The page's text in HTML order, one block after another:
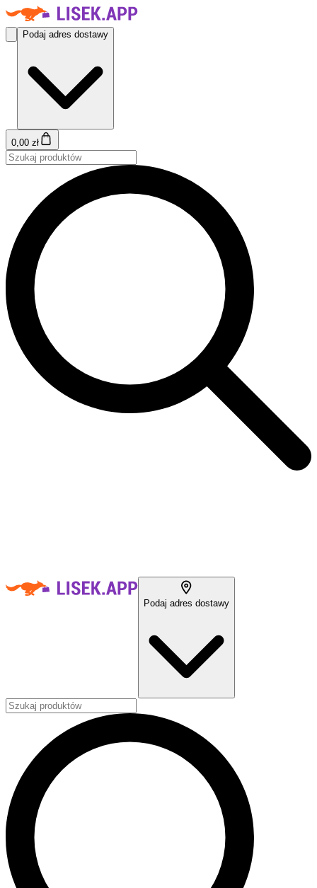
Podaj adres dostawy
0,00 zł
Podaj adres dostawy